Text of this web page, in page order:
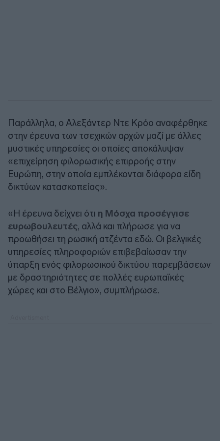
Παράλληλα, ο Αλεξάντερ Ντε Κρόο αναφέρθηκε
στην έρευνα των τσεχικών αρχών μαζί με άλλες
μυστικές υπηρεσίες οι οποίες αποκάλυψαν
«επιχείρηση φιλορωσικής επιρροής στην
Ευρώπη, στην οποία εμπλέκονται διάφορα είδη
δικτύων κατασκοπείας».
«Η έρευνα δείχνει ότι η Μόσχα προσέγγισε
ευρωβουλευτές, αλλά και πλήρωσε για να
προωθήσει τη ρωσική ατζέντα εδώ. Οι βελγικές
υπηρεσίες πληροφοριών επιβεβαίωσαν την
ύπαρξη ενός φιλορωσικού δικτύου παρεμβάσεων
με δραστηριότητες σε πολλές ευρωπαϊκές
χώρες και στο Βέλγιο», συμπλήρωσε.